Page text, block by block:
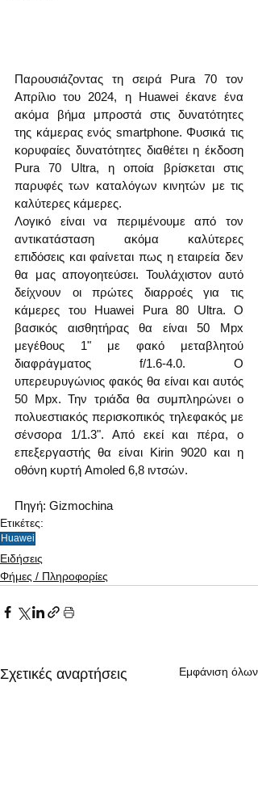
Παρουσιάζοντας τη σειρά Pura 70 τον
Απρίλιο του 2024, η Huawei έκανε ένα
ακόμα βήμα μπροστά στις δυνατότητες
της κάμερας ενός smartphone. Φυσικά τις
κορυφαίες δυνατότητες διαθέτει η έκδοση
Pura 70 Ultra, η οποία βρίσκεται στις
παρυφές των καταλόγων κινητών με τις
καλύτερες κάμερες.
Λογικό είναι να περιμένουμε από τον
αντικατάσταση ακόμα καλύτερες
επιδόσεις και φαίνεται πως η εταιρεία δεν
θα μας απογοητεύσει. Τουλάχιστον αυτό
δείχνουν οι πρώτες διαρροές για τις
κάμερες του Huawei Pura 80 Ultra. Ο
βασικός αισθητήρας θα είναι 50 Mpx
μεγέθους 1" με φακό μεταβλητού
διαφράγματος f/1.6-4.0. Ο
υπερευρυγώνιος φακός θα είναι και αυτός
50 Mpx. Την τριάδα θα συμπληρώνει ο
πολυεστιακός περισκοπικός τηλεφακός με
σένσορα 1/1.3". Από εκεί και πέρα, ο
επεξεργαστής θα είναι Kirin 9020 και η
οθόνη κυρτή Amoled 6,8 ιντσών.
Πηγή: Gizmochina
Ετικέτες:
Huawei
Ειδήσεις
Φήμες / Πληροφορίες
Σχετικές αναρτήσεις Εμφάνιση όλων